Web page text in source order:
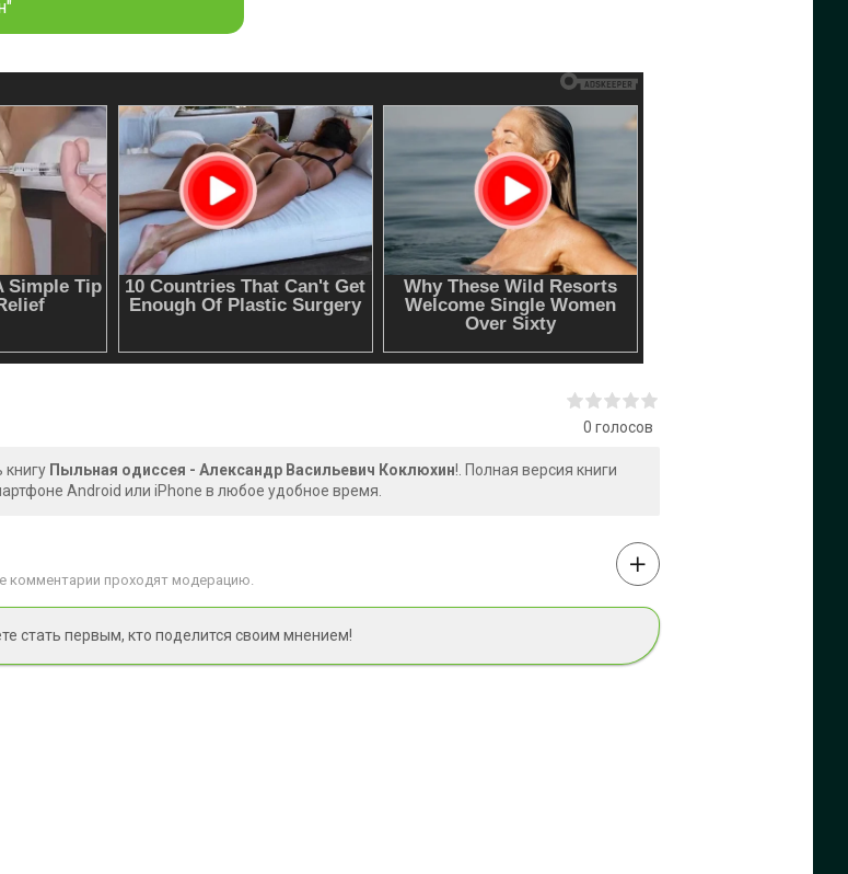
0 голосов
Пыльная одиссея - Александр Васильевич Коклюхин!. Полная версия книги
Android или iPhone в любое удобное время.
комментарии проходят модерацию.
стать первым, кто поделится своим мнением!